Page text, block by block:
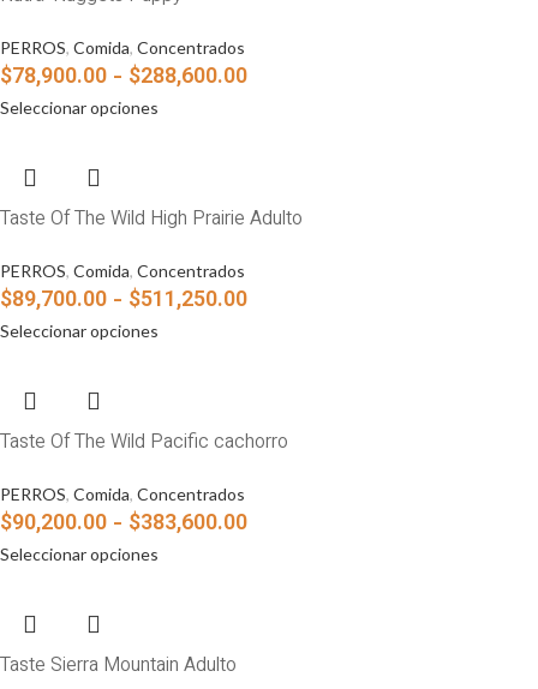
PERROS, Comida, Concentrados
$78,900.00 - $288,600.00
Seleccionar opciones
Taste Of The Wild High Prairie Adulto
PERROS, Comida, Concentrados
$89,700.00 - $511,250.00
Seleccionar opciones
Taste Of The Wild Pacific cachorro
PERROS, Comida, Concentrados
$90,200.00 - $383,600.00
Seleccionar opciones
Taste Sierra Mountain Adulto